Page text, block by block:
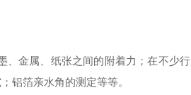
金属、纸张之间的附着力；在不少行
铝箔亲水角的测定等等。